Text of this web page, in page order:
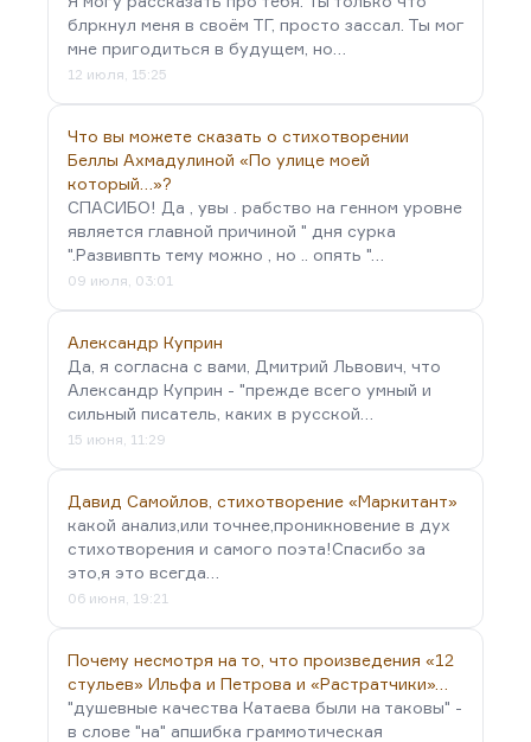
блркнул меня в своём ТГ, просто зассал. Ты мог
мне пригодиться в будущем, но…
12 июля, 15:25
Что вы можете сказать о стихотворении
Беллы Ахмадулиной «По улице моей
который…»?
СПАСИБО! Да , увы . рабство на генном уровне
является главной причиной " дня сурка
".Развивпть тему можно , но .. опять "…
09 июля, 03:01
Александр Куприн
Да, я согласна с вами, Дмитрий Львович, что
Александр Куприн - "прежде всего умный и
сильный писатель, каких в русской…
15 июня, 11:29
Давид Самойлов, стихотворение «Маркитант»
какой анализ,или точнее,проникновение в дух
стихотворения и самого поэта!Спасибо за
это,я это всегда…
06 июня, 19:21
Почему несмотря на то, что произведения «12
стульев» Ильфа и Петрова и «Растратчики»…
"душевные качества Катаева были на таковы" -
в слове "на" апшибка граммотическая